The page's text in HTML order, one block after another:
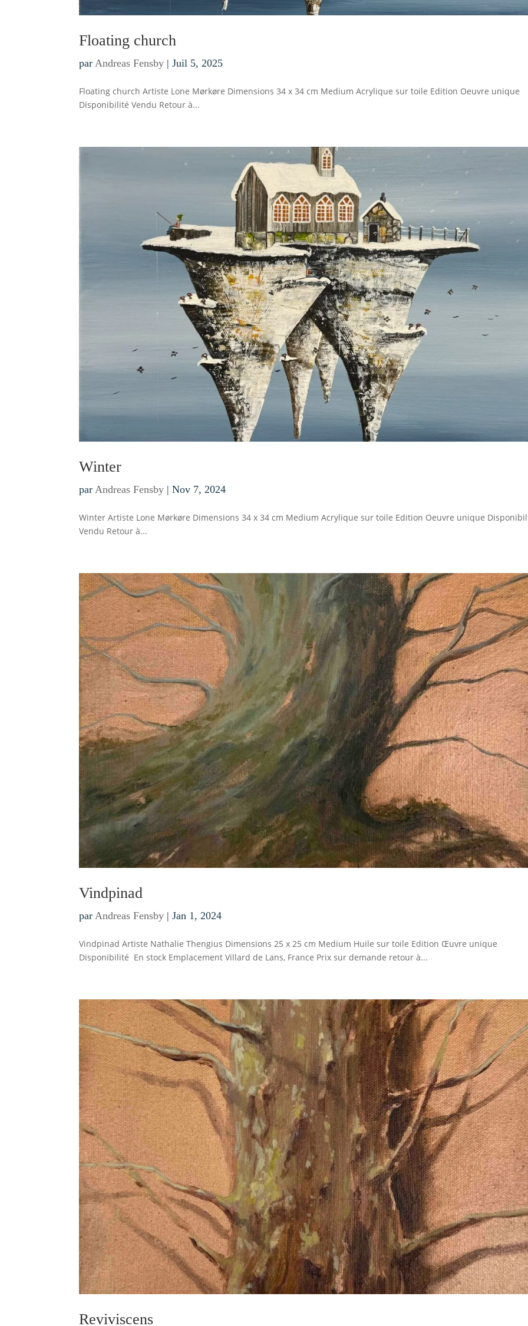
Floating church
parAndreas Fensby |Juil 5, 2025
Floating church Artiste Lone Mørkøre Dimensions 34 x 34 cm Medium Acrylique sur toile Edition Oeuvre unique
Disponibilité Vendu Retour à...
Winter
parAndreas Fensby |Nov 7, 2024
Winter Artiste Lone Mørkøre Dimensions 34 x 34 cm Medium Acrylique sur toile Edition Oeuvre unique
Vendu Retour à...
Vindpinad
parAndreas Fensby |Jan 1, 2024
Vindpinad Artiste Nathalie Thengius Dimensions 25 x 25 cm Medium Huile sur toile Edition Œuvre unique
Disponibilité En stock Emplacement Villard de Lans, France Prix sur demande retour à...
Reviviscens